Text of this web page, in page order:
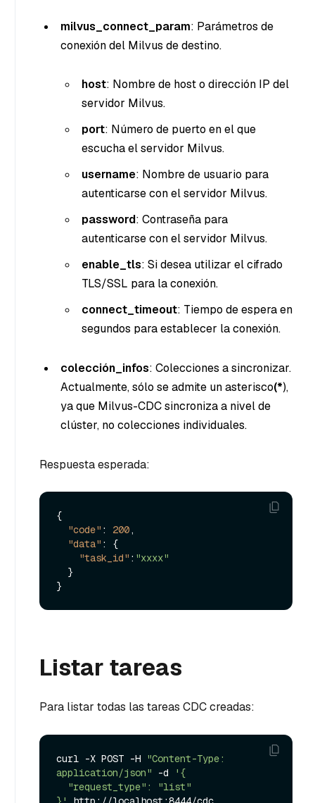
milvus_connect_param: Parámetros de
conexión del Milvus de destino.
host: Nombre de host o dirección IP del
servidor Milvus.
port: Número de puerto en el que
escucha el servidor Milvus.
username: Nombre de usuario para
autenticarse con el servidor Milvus.
password: Contraseña para
autenticarse con el servidor Milvus.
enable_tls: Si desea utilizar el cifrado
TLS/SSL para la conexión.
connect_timeout: Tiempo de espera en
segundos para establecer la conexión.
colección_infos: Colecciones a sincronizar.
Actualmente, sólo se admite un asterisco(*),
ya que Milvus-CDC sincroniza a nivel de
clúster, no colecciones individuales.
Respuesta esperada:
{
"code" : 200,
"data" :
{
"task_id" : "xxxx"
}
}
Listar tareas
Para listar todas las tareas CDC creadas:
curl -X POST -H "Content-Type:
application/json" -d
'{